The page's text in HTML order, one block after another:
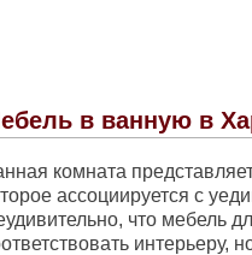
в ванную в
комната
ассоциируется с
что мебель